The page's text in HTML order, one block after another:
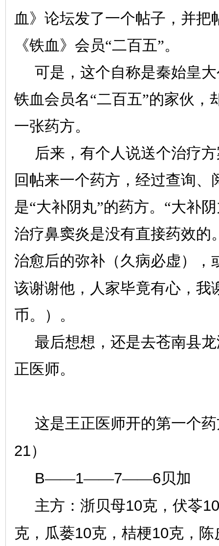
血》论坛发了一个帖子，并把
《铁血》会员“二百五”。
可是，这个自称是秦始皇
铁血会员名“二百五”的家伙，
一张药方。
后来，有个人说送个治疗
回帖来一个药方，经过查询、
是“大补阴丸”的药方。“大补
治疗鼻窦炎是没有直接药效的
治愈后的弥补（久病必虚），
该谢谢他，人家毕竟有心，我
币。）。
最后想想，还是去苍南县
正医师。
这是王正医师开的第一个
21）
B——1——7——6贝加
主方：浙贝母10克，伏苓
克，瓜蒌10克，桔梗10克，陈